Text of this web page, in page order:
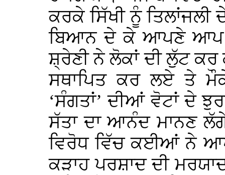
ਕਰਕੇ ਸਿੱਖੀ ਨੂੰ
ਬਿਆਨ ਦੇ ਕੇ ਆਪਣੇ ਆਪ
ਸ਼੍ਰੇਣੀ ਨੇ ਲੋਕਾਂ ਦੀ ਲੁੱਟ
ਸਥਾਪਿਤ ਕਰ ਲਏ ਤੇ
‘ਸੰਗਤਾਂ’ ਦੀਆਂ ਵੋਟਾਂ ਦੇ
ਸੱਤਾ ਦਾ ਆਨੰਦ ਮਾਨਣ
ਵਿਰੋਧ ਵਿੱਚ ਕਈਆਂ ਨੇ
ਕੜਾਹ ਪਰਸ਼ਾਦ ਦੀ